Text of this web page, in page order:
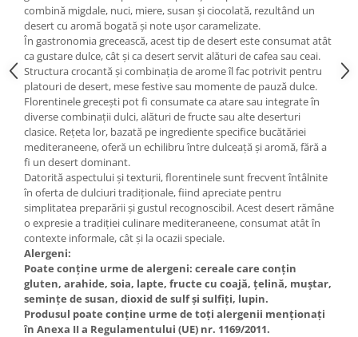
combină migdale, nuci, miere, susan și ciocolată, rezultând un
desert cu aromă bogată și note ușor caramelizate.
În gastronomia grecească, acest tip de desert este consumat atât
ca gustare dulce, cât și ca desert servit alături de cafea sau ceai.
Structura crocantă și combinația de arome îl fac potrivit pentru
platouri de desert, mese festive sau momente de pauză dulce.
Florentinele grecești pot fi consumate ca atare sau integrate în
diverse combinații dulci, alături de fructe sau alte deserturi
clasice. Rețeta lor, bazată pe ingrediente specifice bucătăriei
mediteraneene, oferă un echilibru între dulceață și aromă, fără a
fi un desert dominant.
Datorită aspectului și texturii, florentinele sunt frecvent întâlnite
în oferta de dulciuri tradiționale, fiind apreciate pentru
simplitatea preparării și gustul recognoscibil. Acest desert rămâne
o expresie a tradiției culinare mediteraneene, consumat atât în
contexte informale, cât și la ocazii speciale.
Alergeni:
Poate conține urme de alergeni: cereale care conțin
gluten, arahide, soia, lapte, fructe cu coajă, țelină, muștar,
semințe de susan, dioxid de sulf și sulfiți, lupin.
Produsul poate conține urme de toți alergenii menționați
în Anexa II a Regulamentului (UE) nr. 1169/2011.